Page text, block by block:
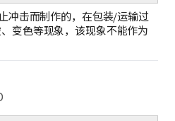
冲击而制作的，在包装/运输过
变色等现象，该现象不能作为